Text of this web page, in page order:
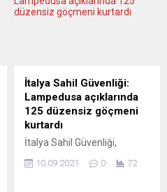
İtalya Sahil Güvenliği:
Lampedusa açıklarında
125 düzensiz göçmeni
kurtardı
İtalya Sahil Güvenliği,
açıklarındaki kayalıklara
10.09.2021 0 72